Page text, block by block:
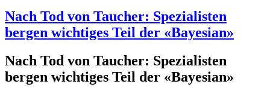
Nach Tod von Taucher: Spezialisten
bergen wichtiges Teil der «Bayesian»
Nach Tod von Taucher: Spezialisten
bergen wichtiges Teil der «Bayesian»